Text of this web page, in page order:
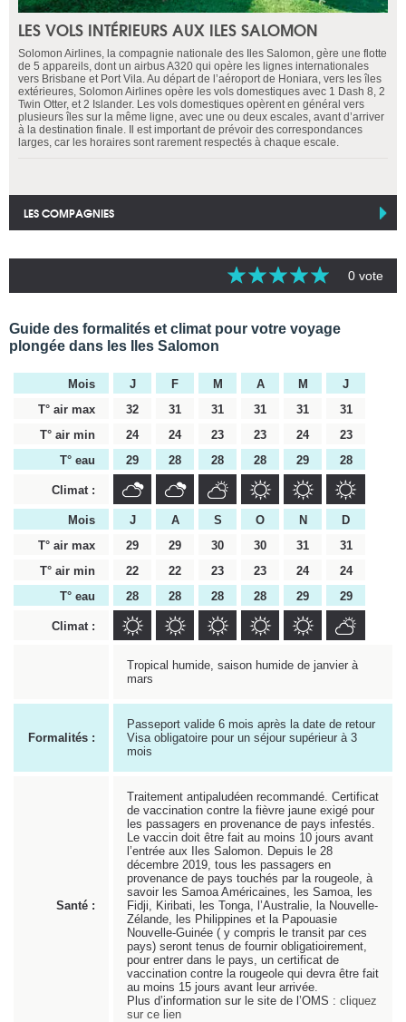
LES VOLS INTÉRIEURS AUX ILES SALOMON
Solomon Airlines, la compagnie nationale des Iles Salomon, gère une flotte
de 5 appareils, dont un airbus A320 qui opère les lignes internationales
vers Brisbane et Port Vila. Au départ de l’aéroport de Honiara, vers les îles
extérieures, Solomon Airlines opère les vols domestiques avec 1 Dash 8, 2
Twin Otter, et 2 Islander. Les vols domestiques opèrent en général vers
plusieurs îles sur la même ligne, avec une ou deux escales, avant d’arriver
à la destination finale. Il est important de prévoir des correspondances
larges, car les horaires sont rarement respectés à chaque escale.
LES COMPAGNIES
0 vote
Guide des formalités et climat pour votre voyage
plongée dans les Iles Salomon
Mois J F M A M
J
T° air max
32 31 31 31 31
31
T° air min
24 24 23 23 24
23
T° eau
29 28 28 28 29 28
Climat :
Mois J A S O N
D
T° air max
29 29 30 30 31
31
T° air min
22 22 23 23 24
24
T° eau
28 28 28 28 29 29
Climat :
Tropical humide, saison humide de janvier à
mars
Formalités :
Passeport valide 6 mois après la date de retour
Visa obligatoire pour un séjour supérieur à 3
mois
Santé :
Traitement antipaludéen recommandé. Certificat
de vaccination contre la fièvre jaune exigé pour
les passagers en provenance de pays infestés.
Le vaccin doit être fait au moins 10 jours avant
l’entrée aux Iles Salomon. Depuis le 28
décembre 2019, tous les passagers en
provenance de pays touchés par la rougeole, à
savoir les Samoa Américaines, les Samoa, les
Fidji, Kiribati, les Tonga, l’Australie, la Nouvelle-
Zélande, les Philippines et la Papouasie
Nouvelle-Guinée ( y compris le transit par ces
pays) seront tenus de fournir obligatioirement,
pour entrer dans le pays, un certificat de
vaccination contre la rougeole qui devra être fait
au moins 15 jours avant leur arrivée.
Plus d’information sur le site de l’OMS : cliquez
sur ce lien